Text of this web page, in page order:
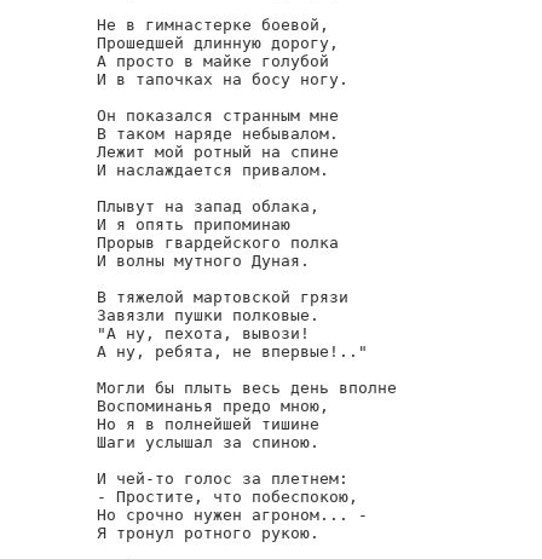
Не в гимнастерке боевой,
Прошедшей длинную дорогу,
А просто в майке голубой
И в тапочках на босу ногу.
Он показался странным мне
В таком наряде небывалом.
Лежит мой ротный на спине
И наслаждается привалом.
Плывут на запад облака,
И я опять припоминаю
Прорыв гвардейского полка
И волны мутного Дуная.
В тяжелой мартовской грязи
Завязли пушки полковые.
"А ну, пехота, вывози!
А ну, ребята, не впервые!.."
Могли бы плыть весь день вполне
Воспоминанья предо мною,
Но я в полнейшей тишине
Шаги услышал за спиною.
И чей-то голос за плетнем:
- Простите, что побеспокою,
Но срочно нужен агроном... -
Я тронул ротного рукою.